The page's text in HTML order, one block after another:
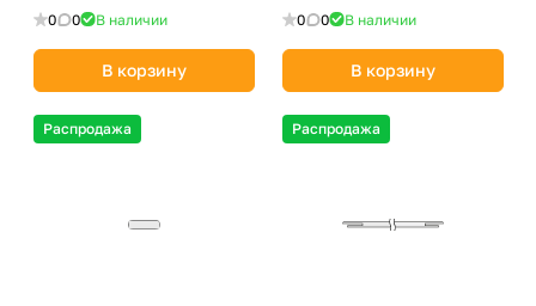
0 0 В наличии
В корзину
0 0 В наличии
В корзину
Распродажа Распродажа